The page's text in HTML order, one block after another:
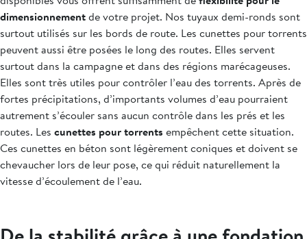
dimensionnementde votre projet. Nos tuyaux demi-ronds sont
surtout utilisés sur les bords de route. Les cunettes pour torrents
peuvent aussi être posées le long des routes. Elles servent
surtout dans la campagne et dans des régions marécageuses.
Elles sont très utiles pour contrôler l’eau des torrents. Après de
fortes précipitations, d’importants volumes d’eau pourraient
autrement s’écouler sans aucun contrôle dans les prés et les
routes. Les cunettes pour torrents empêchent cette situation.
Ces cunettes en béton sont légèrement coniques et doivent se
chevaucher lors de leur pose, ce qui réduit naturellement la
vitesse d’écoulement de l’eau.